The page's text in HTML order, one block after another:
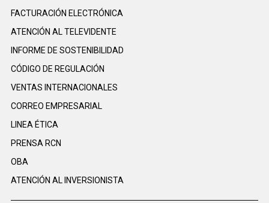
FACTURACIÓN ELECTRÓNICA
ATENCIÓN AL TELEVIDENTE
INFORME DE SOSTENIBILIDAD
CÓDIGO DE REGULACIÓN
VENTAS INTERNACIONALES
CORREO EMPRESARIAL
LINEA ÉTICA
PRENSA RCN
OBA
ATENCIÓN AL INVERSIONISTA